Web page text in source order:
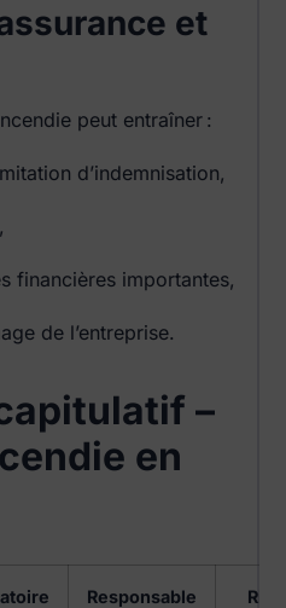
et
peut entraîner :
d’indemnisation,
financières importantes,
de l’entreprise.
–
en
Responsable